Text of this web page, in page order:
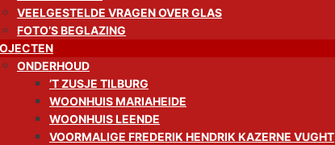
VEELGESTELDE VRAGEN OVER GLAS
FOTO’S BEGLAZING
ONDERHOUD
’T ZUSJE TILBURG
WOONHUIS MARIAHEIDE
WOONHUIS LEENDE
VOORMALIGE FREDERIK HENDRIK KAZERNE VUGHT